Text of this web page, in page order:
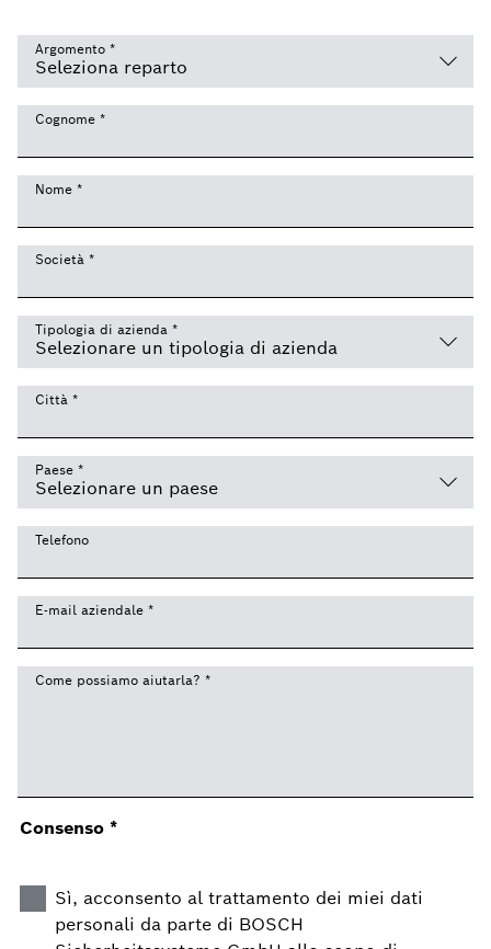
Argomento *
Cognome *
Nome *
Società *
Tipologia di azienda *
Città *
Paese *
Telefono
E-mail aziendale *
Come possiamo aiutarla? *
Consenso *
Sì, acconsento al trattamento dei miei dati
personali da parte di BOSCH